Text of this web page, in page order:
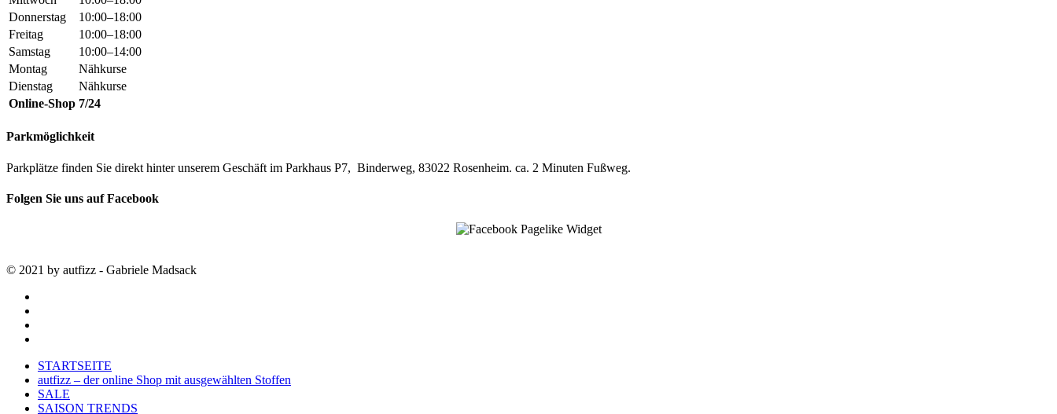
Donnerstag
10:00–18:00
Freitag
10:00–18:00
Samstag
10:00–14:00
Montag
Nähkurse
Dienstag
Nähkurse
Online-Shop 7/24
Parkmöglichkeit
Parkplätze finden Sie direkt hinter unserem Geschäft im Parkhaus P7, Binderweg, 83022 Rosenheim. ca. 2 Minuten Fußweg.
Folgen Sie uns auf Facebook
© 2021 by autfizz - Gabriele Madsack
Close
Menu
STARTSEITE
autfizz – der online Shop mit ausgewählten Stoffen
SALE
SAISON TRENDS